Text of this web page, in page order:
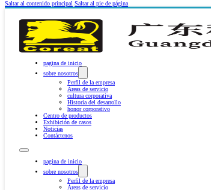
Saltar al contenido principal Saltar al pie de página
pagina de inicio
sobre nosotros
Perfil de la empresa
Áreas de servicio
cultura corporativa
Historia del desarrollo
honor corporativo
Centro de productos
Exhibición de casos
Noticias
Contáctenos
pagina de inicio
sobre nosotros
Perfil de la empresa
Áreas de servicio